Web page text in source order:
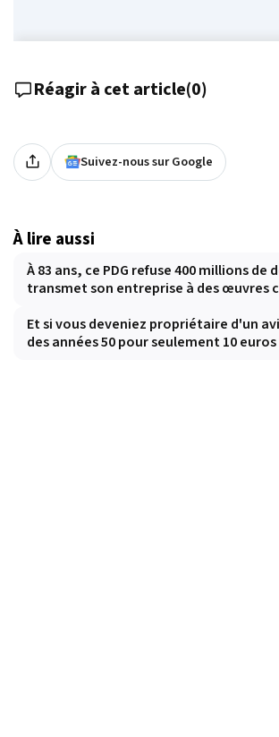
Réagir à cet article(0)
Suivez-nous sur Google
À lire aussi
À 83 ans, ce PDG refuse 400 millions de
transmet son entreprise à des œuvres
Et si vous deveniez propriétaire d'un
des années 50 pour seulement 10 euros